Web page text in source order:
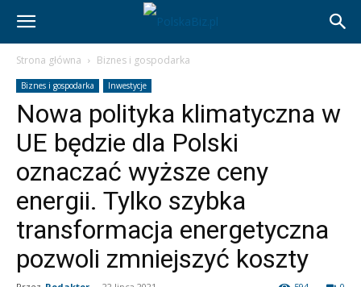
Strona główna Biznes i gospodarka
Biznes i gospodarka Inwestycje
Nowa polityka klimatyczna w
UE będzie dla Polski
oznaczać wyższe ceny
energii. Tylko szybka
transformacja energetyczna
pozwoli zmniejszyć koszty